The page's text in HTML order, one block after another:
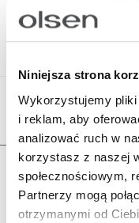
Niniejsza strona
Wykorzystujemy
i reklam, aby
analizować ruch w
korzystasz z naszej
społecznościowym,
Partnerzy mogą
otrzymanymi od
Ten produkt
Zamówienia
Olsen